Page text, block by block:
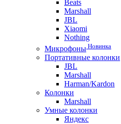
Beats
Marshall
JBL
Xiaomi
Nothing
Микрофоны Новинка
Портативные колонки
JBL
Marshall
Harman/Kardon
Колонки
Marshall
Умные колонки
Яндекс